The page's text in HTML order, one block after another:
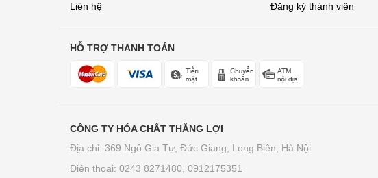
Liên hệ
Đăng ký thành viên
HỖ TRỢ THANH TOÁN
CÔNG TY HÓA CHẤT THẮNG LỢI
Địa chỉ: 369 Ngô Gia Tự, Đức Giang, Long Biên, Hà Nội
Điện thoại: 0243 8271480, 0912175351